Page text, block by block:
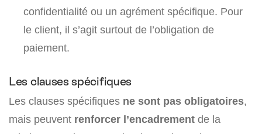
confidentialité ou un agrément spécifique. Pour
le client, il s’agit surtout de l’obligation de
paiement.
Les clauses spécifiques
Les clauses spécifiques ne sont pas obligatoires,
mais peuvent renforcer l’encadrement de la